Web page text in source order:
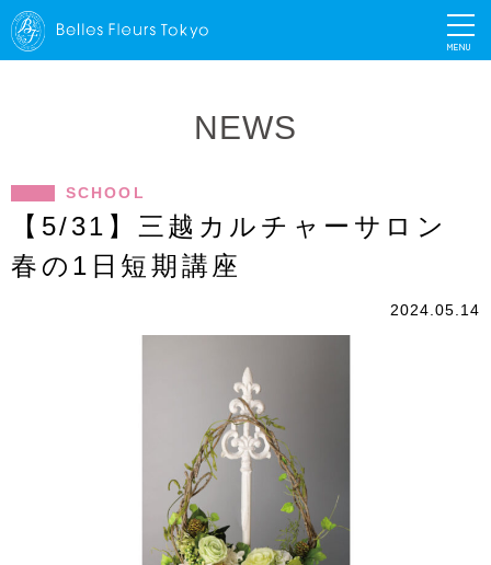
MENU
NEWS
SCHOOL
【5/31】三越カルチャーサロン
春の1日短期講座
2024.05.14